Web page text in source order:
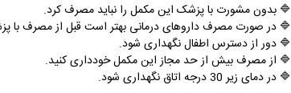
🔷 بدون مشورت با پزشک این مکمل را نباید مصرف کرد.
🔷 در صورت مصرف داروهای درمانی بهتر است قبل از مصرف
🔷 دور از دسترس اطفال نگهداری شود.
🔷 از مصرف بیش از حد مجاز این مکمل خودداری کنید.
🔷 در دمای زیر 30 درجه اتاق نگهداری شود.